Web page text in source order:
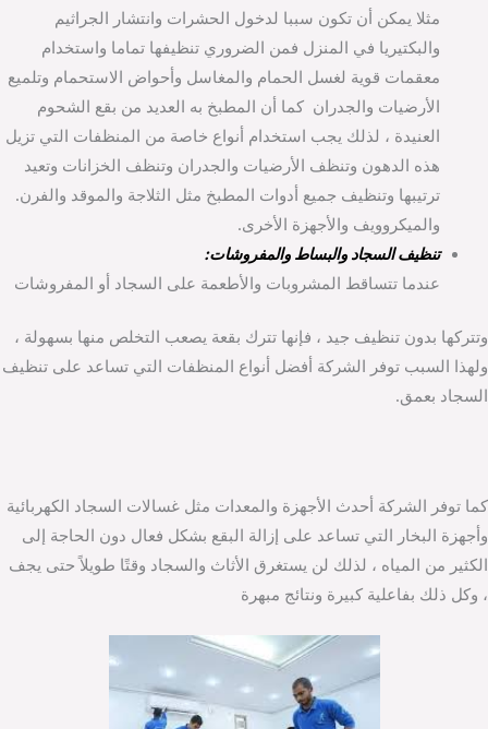
مثلا يمكن أن تكون سببا لدخول الحشرات وانتشار الجراثيم
والبكتيريا في المنزل فمن الضروري تنظيفها تماما واستخدام
معقمات قوية لغسل الحمام والمغاسل وأحواض الاستحمام وتلميع
الأرضيات والجدران كما أن المطبخ به العديد من بقع الشحوم
العنيدة ، لذلك يجب استخدام أنواع خاصة من المنظفات التي تزيل
هذه الدهون وتنظف الأرضيات والجدران وتنظف الخزانات وتعيد
ترتيبها وتنظيف جميع أدوات المطبخ مثل الثلاجة والموقد والفرن.
والميكروويف والأجهزة الأخرى.
تنظيف السجاد والبساط والمفروشات:
عندما تتساقط المشروبات والأطعمة على السجاد أو المفروشات
وتتركها بدون تنظيف جيد ، فإنها تترك بقعة يصعب التخلص منها بسهولة ،
ولهذا السبب توفر الشركة أفضل أنواع المنظفات التي تساعد على تنظيف
السجاد بعمق.
كما توفر الشركة أحدث الأجهزة والمعدات مثل غسالات السجاد الكهربائية
وأجهزة البخار التي تساعد على إزالة البقع بشكل فعال دون الحاجة إلى
الكثير من المياه ، لذلك لن يستغرق الأثاث والسجاد وقتًا طويلاً حتى يجف
، وكل ذلك بفاعلية كبيرة ونتائج مبهرة